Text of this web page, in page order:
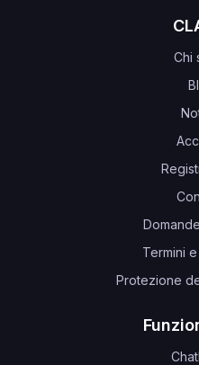
Chi
Termini
Protezione